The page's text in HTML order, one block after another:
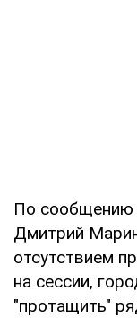
По сообщению
Дмитрий
отсутствием
на сессии,
"протащить"